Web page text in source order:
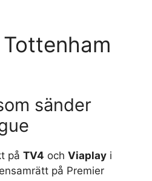
sänder
på TV4 och Viaplay i
på Premier